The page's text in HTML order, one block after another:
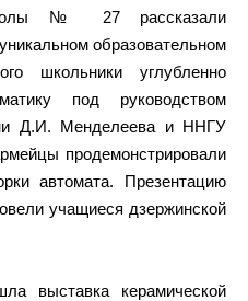
№ 27 рассказали
образовательном
школьники углубленно
под руководством
Д.И. Менделеева и ННГУ
продемонстрировали
автомата. Презентацию
учащиеся дзержинской
выставка керамической